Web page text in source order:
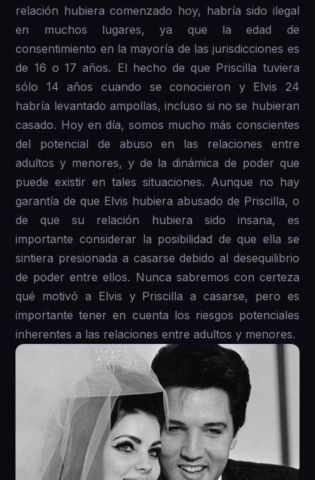
relación hubiera comenzado hoy, habría sido ilegal
en muchos lugares, ya que la edad de
consentimiento en la mayoría de las jurisdicciones es
de 16 o 17 años. El hecho de que Priscilla tuviera
sólo 14 años cuando se conocieron y Elvis 24
habría levantado ampollas, incluso si no se hubieran
casado. Hoy en día, somos mucho más conscientes
del potencial de abuso en las relaciones entre
adultos y menores, y de la dinámica de poder que
puede existir en tales situaciones. Aunque no hay
garantía de que Elvis hubiera abusado de Priscilla, o
de que su relación hubiera sido insana, es
importante considerar la posibilidad de que ella se
sintiera presionada a casarse debido al desequilibrio
de poder entre ellos. Nunca sabremos con certeza
qué motivó a Elvis y Priscilla a casarse, pero es
importante tener en cuenta los riesgos potenciales
inherentes a las relaciones entre adultos y menores.